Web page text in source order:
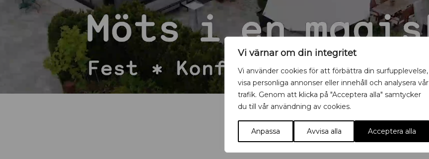
Vi värnar om din integritet
Vi använder cookies för att förbättra din surfupplevelse,
visa personliga annonser eller innehåll och analysera vår
trafik. Genom att klicka på "Acceptera alla" samtycker
du till vår användning av cookies.
Anpassa Avvisa alla Acceptera alla